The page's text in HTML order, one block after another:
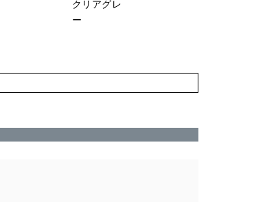
クリアグレ
ー